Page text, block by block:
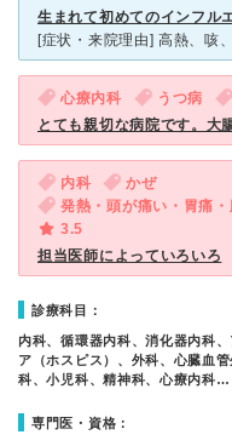
生まれて初めてのインフル
心療内科 うつ病
とても親切な病院です。大
内科
かぜ
3.5
担当医師によっていろいろ
診療科目：
内科、循環器内科、消化器内科
ア（ホスピス）、外科、心臓血
科、小児科、精神科、心療内科…
専門医・資格：